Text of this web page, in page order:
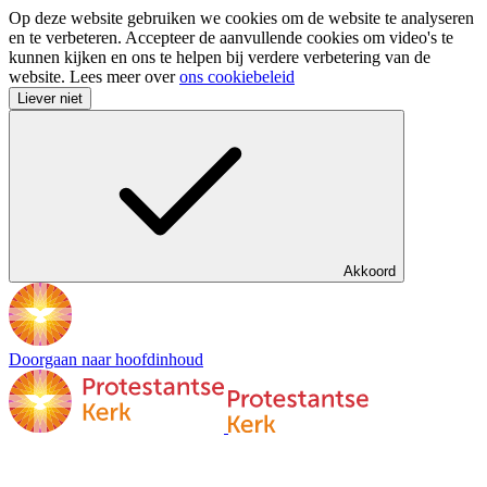
Op deze website gebruiken we cookies om de website te analyseren
en te verbeteren. Accepteer de aanvullende cookies om video's te
kunnen kijken en ons te helpen bij verdere verbetering van de
website. Lees meer overons cookiebeleid
Liever niet
Akkoord
Doorgaan naar hoofdinhoud